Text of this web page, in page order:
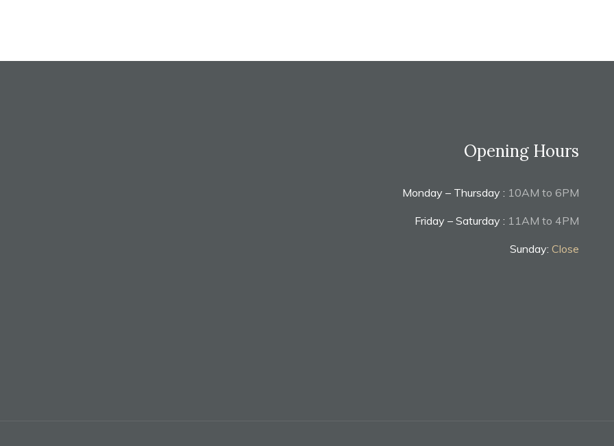
Opening Hours
Monday – Thursday : 10AM to 6PM
Friday – Saturday : 11AM to 4PM
Sunday: Close